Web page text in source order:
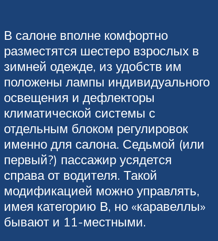
В салоне вполне комфортно
разместятся шестеро взрослых в
зимней одежде, из удобств им
положены лампы индивидуального
освещения и дефлекторы
климатической системы с
отдельным блоком регулировок
именно для салона. Седьмой (или
первый?) пассажир усядется
справа от водителя. Такой
модификацией можно управлять,
имея категорию В, но «каравеллы»
бывают и 11-местными.